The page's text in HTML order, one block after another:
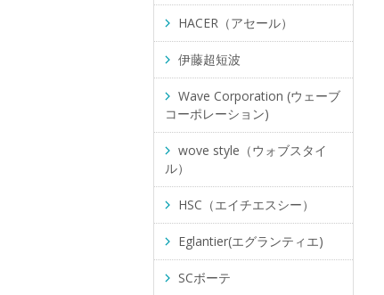
HACER（アセール）
伊藤超短波
Wave Corporation (ウェーブ
コーポレーション)
wove style（ウォブスタイ
ル）
HSC（エイチエスシー）
Eglantier(エグランティエ)
SCボーテ